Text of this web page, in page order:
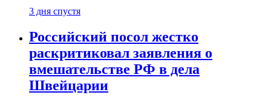
3 дня спустя
Российский посол жестко
раскритиковал заявления о
вмешательстве РФ в дела
Швейцарии